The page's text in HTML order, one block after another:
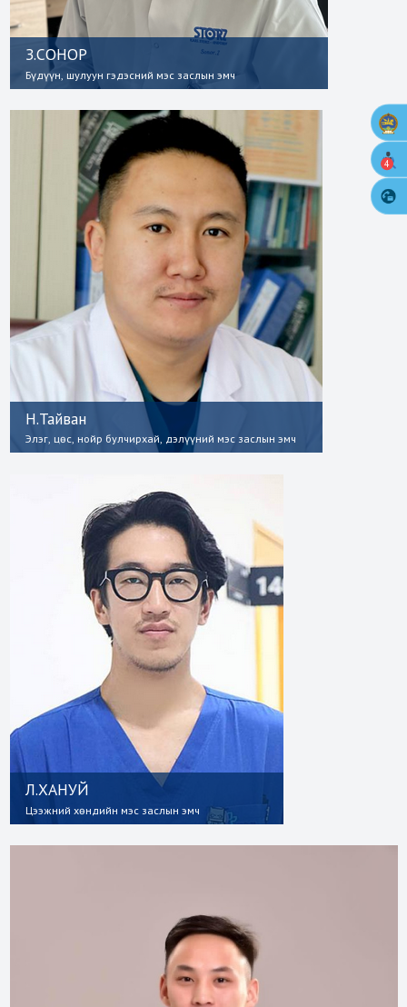
З.СОНОР
Бүдүүн, шулуун гэдэсний мэс заслын эмч
Н.Тайван
Элэг, цөс, нойр булчирхай, дэлүүний мэс заслын эмч
Л.ХАНУЙ
Цээжний хөндийн мэс заслын эмч
4